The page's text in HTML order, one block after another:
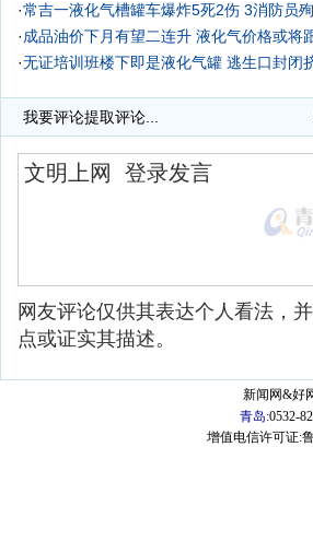
·常吉一液化气槽罐车爆炸5死2伤 3消防员
·成品油价下月有望二连升 液化气价格或将
·无证培训班楼下即是液化气罐 逃生口封闭
我要评论提取评论...
网友评论仅供其表达个人看法，
点或证实其描述。